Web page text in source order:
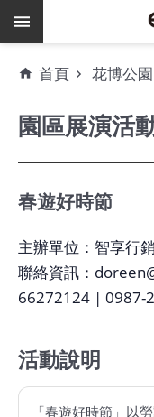
跳到主要內容區塊
門
地
借
空
餘
期
爭
首頁 花博公園
園區展演活
春遊好時節
主辦單位：智享行
聯絡資訊：
66272124 | 0987-
活動說明
「春遊好時節」以